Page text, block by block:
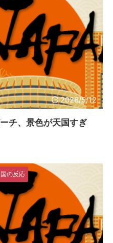
2026/5/12
チ、景色が天国すぎ
の反応